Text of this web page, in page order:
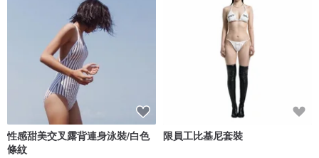
性感甜美交叉露背連身泳裝/白色
條紋
限員工比基尼套裝